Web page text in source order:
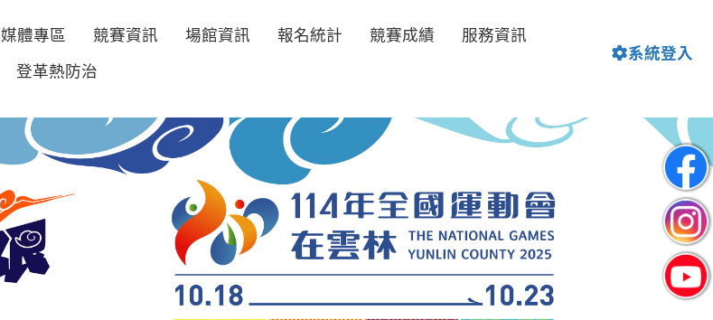
媒體專區 競賽資訊 場館資訊 報名統計 競賽成績
服務資訊
登革熱防治
系統登入